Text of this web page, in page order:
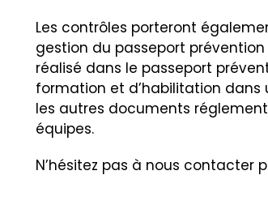
Les contrôles porteront
gestion du passeport
réalisé dans le passeport
formation et d’habilitation dans
les autres documents
équipes.
N’hésitez pas à nous contacter